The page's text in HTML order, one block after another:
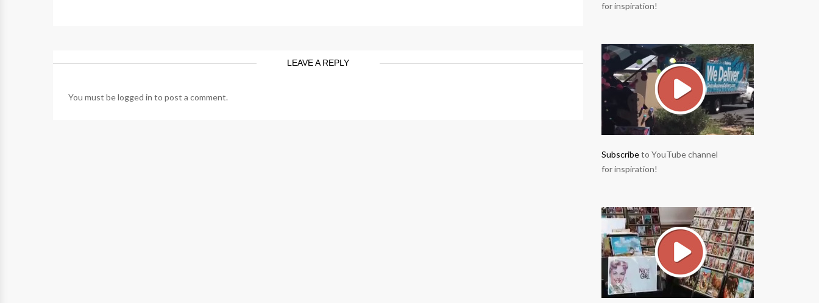
LEAVE A REPLY
You must belogged in to post a comment.
for inspiration!
Subscribeto YouTube channel
for inspiration!